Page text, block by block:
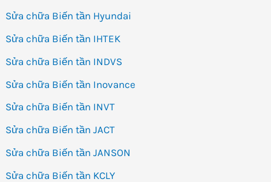
Sửa chữa Biến tần Hyundai
Sửa chữa Biến tần IHTEK
Sửa chữa Biến tần INDVS
Sửa chữa Biến tần Inovance
Sửa chữa Biến tần INVT
Sửa chữa Biến tần JACT
Sửa chữa Biến tần JANSON
Sửa chữa Biến tần KCLY